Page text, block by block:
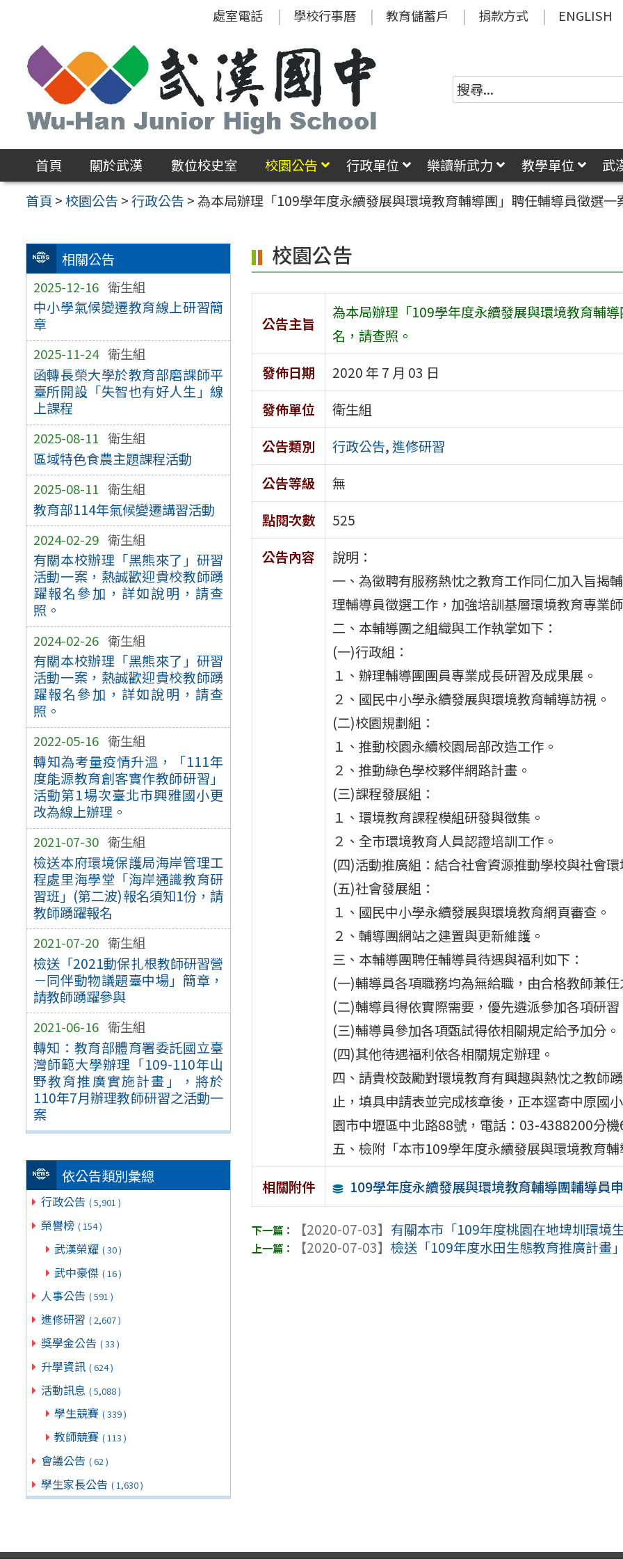
區
處室電話 學校行事曆 教育儲蓄戶 捐款方式 ENGLISH
首頁 關於武漢 數位校史室 校園公告 行政單位 樂讀新武力 教學單位 武
首頁 >校園公告 >行政公告 >為本局辦理「109學年度永續發展與環境教育輔導團」聘任輔導員徵選一
相關公告
2025-12-16 衛生組
中小學氣候變遷教育線上研習簡
章
2025-11-24 衛生組
函轉長榮大學於教育部磨課師平
臺所開設「失智也有好人生」線
上課程
2025-08-11 衛生組
區域特色食農主題課程活動
2025-08-11 衛生組
教育部114年氣候變遷講習活動
2024-02-29 衛生組
有關本校辦理「黑熊來了」研習
活動一案，熱誠歡迎貴校教師踴
躍報名參加，詳如說明，請查
照。
2024-02-26 衛生組
有關本校辦理「黑熊來了」研習
活動一案，熱誠歡迎貴校教師踴
躍報名參加，詳如說明，請查
照。
2022-05-16 衛生組
轉知為考量疫情升溫，「111年
度能源教育創客實作教師研習」
活動第1場次臺北市興雅國小更
改為線上辦理。
2021-07-30 衛生組
檢送本府環境保護局海岸管理工
程處里海學堂「海岸通識教育研
習班」(第二波)報名須知1份，請
教師踴躍報名
2021-07-20 衛生組
檢送「2021動保扎根教師研習營
－同伴動物議題臺中場」簡章，
請教師踴躍參與
2021-06-16 衛生組
轉知：教育部體育署委託國立臺
灣師範大學辦理「109-110年山
野教育推廣實施計畫」，將於
110年7月辦理教師研習之活動一
案
依公告類別彙總
行政公告 ( 5,901 )
榮譽榜 ( 154 )
武漢榮耀 ( 30 )
武中豪傑 ( 16 )
人事公告 ( 591 )
進修研習 ( 2,607 )
獎學金公告 ( 33 )
升學資訊 ( 624 )
活動訊息 ( 5,088 )
學生競賽 ( 339 )
教師競賽 ( 113 )
會議公告 ( 62 )
學生家長公告 ( 1,630 )
校園公告
公告主旨
為本局辦理「109學年度永續發展與環境教育輔
名，請查照。
發佈日期
2020 年 7 月 03 日
發佈單位
衛生組
公告類別
行政公告,進修研習
公告等級
無
點閱次數
525
公告內容
說明：
一、為徵聘有服務熱忱之教育工作同仁加入旨揭
理輔導員徵選工作，加強培訓基層環境教育專業
二、本輔導團之組織與工作執掌如下：
(一)行政組：
１、辦理輔導團團員專業成長研習及成果展。
２、國民中小學永續發展與環境教育輔導訪視。
(二)校園規劃組：
１、推動校園永續校園局部改造工作。
２、推動綠色學校夥伴網路計畫。
(三)課程發展組：
１、環境教育課程模組研發與徵集。
２、全市環境教育人員認證培訓工作。
(四)活動推廣組：結合社會資源推動學校與社會環
(五)社會發展組：
１、國民中小學永續發展與環境教育網頁審查。
２、輔導團網站之建置與更新維護。
三、本輔導團聘任輔導員待遇與福利如下：
(一)輔導員各項職務均為無給職，由合格教師兼
(二)輔導員得依實際需要，優先遴派參加各項研習
(三)輔導員參加各項甄試得依相關規定給予加分。
(四)其他待遇福利依各相關規定辦理。
四、請貴校鼓勵對環境教育有興趣與熱忱之教師
止，填具申請表並完成核章後，正本逕寄中原國
園市中壢區中北路88號，電話：03-4388200分機
五、檢附「本市109學年度永續發展與環境教育
相關附件
109學年度永續發展與環境教育輔導團輔導員
【2020-07-03】 有關本市「109年度桃園在地埤圳環境
【2020-07-03】檢送「109年度水田生態教育推廣計畫